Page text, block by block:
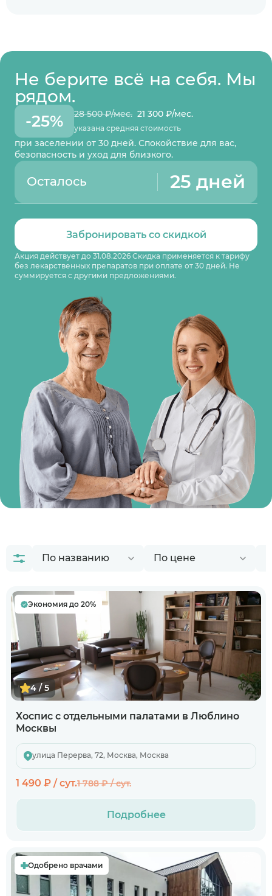
Не берите всё на себя. Мы
рядом.
-25% 28 500 ₽/мес. 21 300 ₽/мес.
указана средняя стоимость
при заселении от 30 дней. Спокойствие для вас,
безопасность и уход для близкого.
Осталось 25 дней
Забронировать со скидкой
Акция действует до 31.08.2026 Скидка применяется к тарифу
без лекарственных препаратов при оплате от 30 дней. Не
суммируется с другими предложениями.
Экономия до 20%
4 / 5
Хоспис с отдельными палатами в Люблино
Москвы
улица Перерва, 72, Москва, Москва
1 490 ₽ / сут.1 788 ₽ / сут.
Подробнее
Одобрено врачами